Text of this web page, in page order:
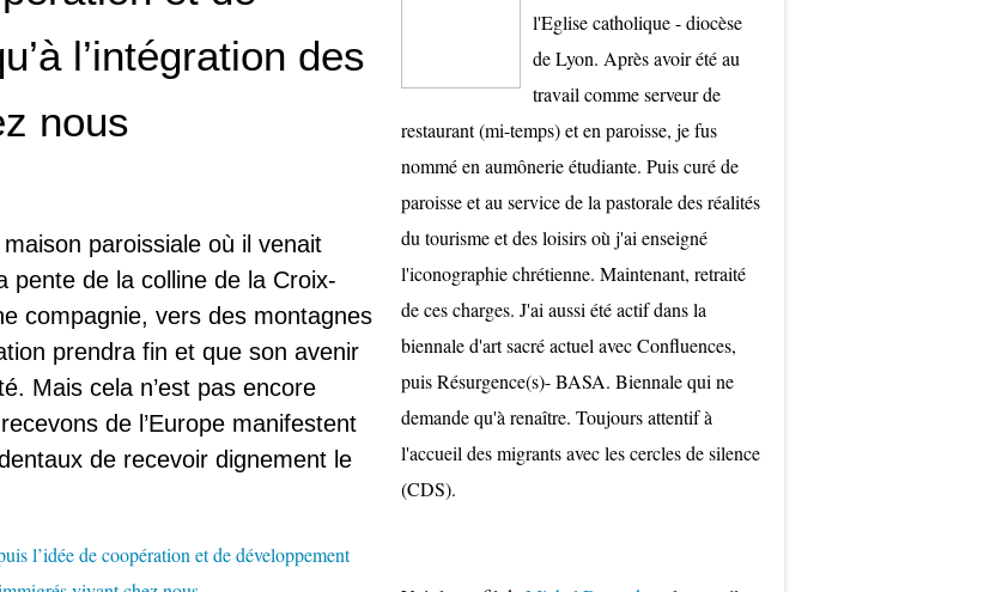
l’intégration des
nous
paroissiale où il venait
pente de la colline de la Croix-
compagnie, vers des montagnes
prendra fin et que son avenir
Mais cela n’est pas encore
de l’Europe manifestent
de recevoir dignement le
l'Eglise catholique - diocèse
de Lyon. Après avoir été au
travail comme serveur de
restaurant (mi-temps) et en paroisse, je fus
nommé en aumônerie étudiante. Puis curé de
paroisse et au service de la pastorale des réalités
du tourisme et des loisirs où j'ai enseigné
l'iconographie chrétienne. Maintenant, retraité
de ces charges. J'ai aussi été actif dans la
biennale d'art sacré actuel avec Confluences,
puis Résurgence(s)- BASA. Biennale qui ne
demande qu'à renaître. Toujours attentif à
l'accueil des migrants avec les cercles de silence
(CDS).